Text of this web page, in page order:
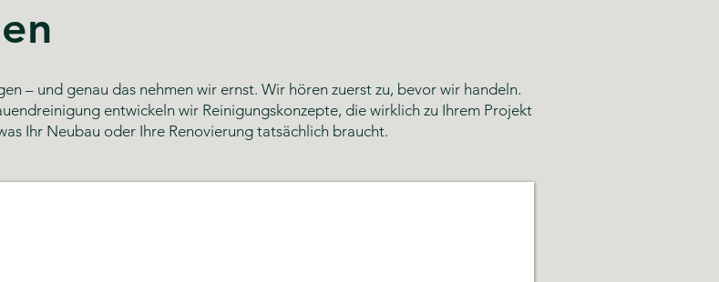
– und genau das nehmen wir ernst. Wir hören zuerst zu, bevor wir handeln.
entwickeln wir Reinigungskonzepte, die wirklich zu Ihrem Projekt
Ihr Neubau oder Ihre Renovierung tatsächlich braucht.